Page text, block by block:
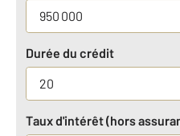
Durée du crédit
Taux d'intérêt (hors